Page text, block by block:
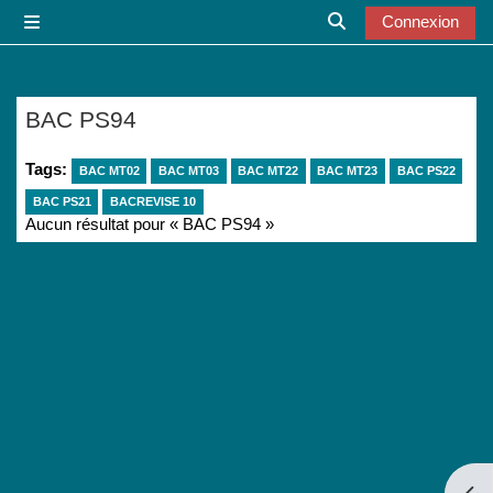
Activer/désactiver
Connexion
BAC PS94
Tags: BAC MT02 BAC MT03 BAC MT22 BAC MT23 BAC PS22
BAC PS21 BACREVISE 10
Aucun résultat pour « BAC PS94 »